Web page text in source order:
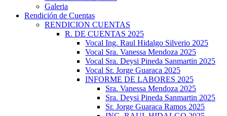
Galeria
Rendición de Cuentas
RENDICION CUENTAS
R. DE CUENTAS 2025
Vocal Ing. Raul Hidalgo Silverio 2025
Vocal Sra. Vanessa Mendoza 2025
Vocal Sra. Deysi Pineda Sanmartin 2025
Vocal Sr. Jorge Guaraca 2025
INFORME DE LABORES 2025
Sra. Vanessa Mendoza 2025
Sra. Deysi Pineda Sanmartin 2025
Sr. Jorge Guaraca Ramos 2025